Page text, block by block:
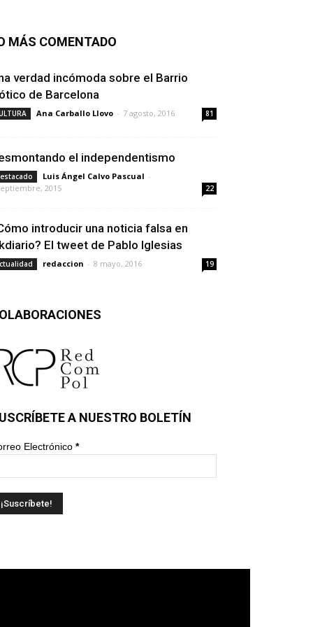
MÁS COMENTADO
verdad incómoda sobre el Barrio
de Barcelona
Ana Carballo Llovo - 7 agosto, 2016 81
el independentismo
Luis Ángel Calvo Pascual -
2015
22
introducir una noticia falsa en
El tweet de Pablo Iglesias
redaccion - 8 mayo, 2016 19
A NUESTRO BOLETÍN
Electrónico *